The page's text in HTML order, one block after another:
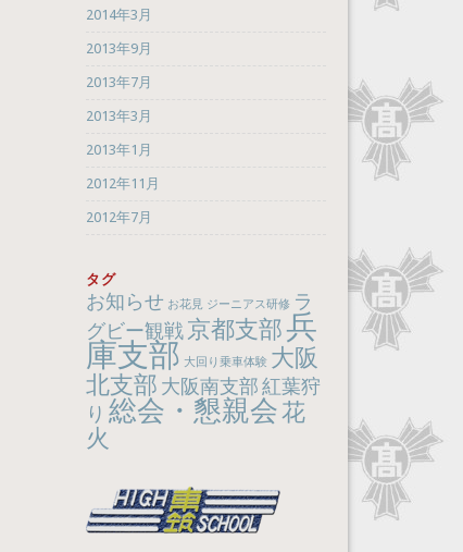
2014年3月
2013年9月
2013年7月
2013年3月
2013年1月
2012年11月
2012年7月
タグ
お知らせ お花見 ジーニアス研修 ラ
グビー観戦 京都支部兵
庫支部 大回り乗車体験 大阪
北支部 大阪南支部 紅葉狩
り 総会・懇親会花
火